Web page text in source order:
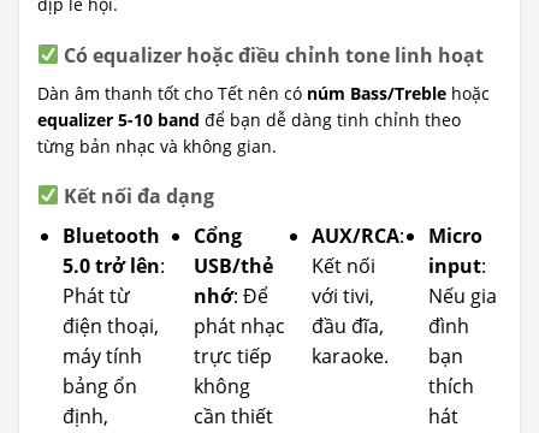
dịp lễ hội.
Có equalizer hoặc điều chỉnh tone linh hoạt
Dàn âm thanh tốt cho Tết nên có núm Bass/Treble hoặc
equalizer 5-10 band để bạn dễ dàng tinh chỉnh theo
từng bản nhạc và không gian.
Kết nối đa dạng
Bluetooth
5.0 trở lên:
Phát từ
điện thoại,
máy tính
bảng ổn
định,
Cổng
USB/thẻ
nhớ: Để
phát nhạc
trực tiếp
không
cần thiết
AUX/RCA:
Kết nối
với tivi,
đầu đĩa,
karaoke.
Micro
input:
Nếu gia
đình
bạn
thích
hát